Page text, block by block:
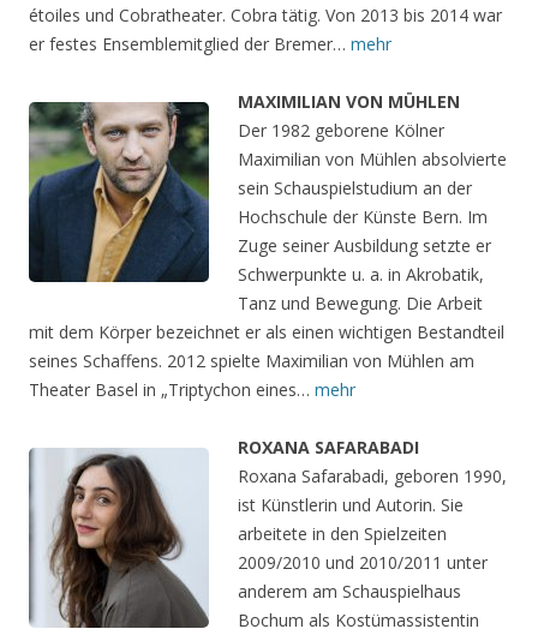
étoiles und Cobratheater. Cobra tätig. Von 2013 bis 2014 war
er festes Ensemblemitglied der Bremer… mehr
MAXIMILIAN VON MÜHLEN
Der 1982 geborene Kölner
Maximilian von Mühlen absolvierte
sein Schauspielstudium an der
Hochschule der Künste Bern. Im
Zuge seiner Ausbildung setzte er
Schwerpunkte u. a. in Akrobatik,
Tanz und Bewegung. Die Arbeit
mit dem Körper bezeichnet er als einen wichtigen Bestandteil
seines Schaffens. 2012 spielte Maximilian von Mühlen am
Theater Basel in „Triptychon eines… mehr
ROXANA SAFARABADI
Roxana Safarabadi, geboren 1990,
ist Künstlerin und Autorin. Sie
arbeitete in den Spielzeiten
2009/2010 und 2010/2011 unter
anderem am Schauspielhaus
Bochum als Kostümassistentin